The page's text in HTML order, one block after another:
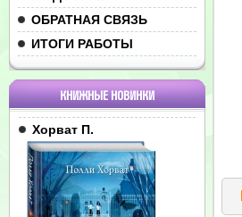
ОБРАТНАЯ СВЯЗЬ
ИТОГИ РАБОТЫ
КНИЖНЫЕ НОВИНКИ
Хорват П.